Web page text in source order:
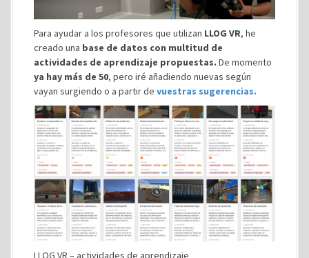
Para ayudar a los profesores que utilizan LLOG VR, he
creado una base de datos con multitud de
actividades de aprendizaje propuestas. De momento
ya hay más de 50, pero iré añadiendo nuevas según
vayan surgiendo o a partir de vuestras sugerencias.
LLOG VR – actividades de aprendizaje